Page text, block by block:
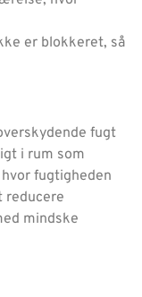
er blokkeret, så
fugt
i rum som
fugtigheden
reducere
mindske